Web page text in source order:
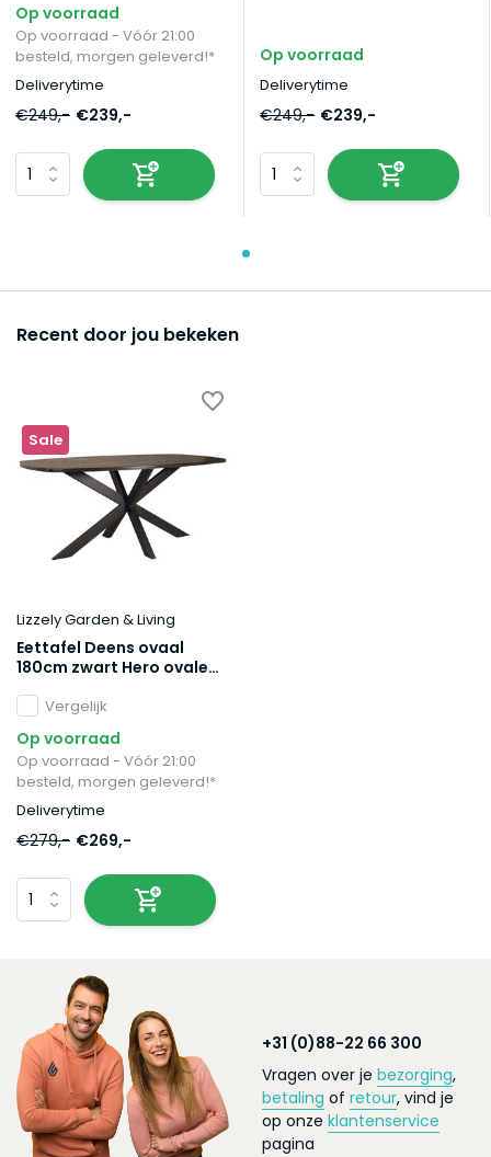
Op voorraad
Op voorraad - Vóór 21:00
besteld, morgen geleverd!*
Deliverytime
€249,- €239,-
Op voorraad
Deliverytime
€249,- €239,-
Recent door jou bekeken
Sale
Lizzely Garden & Living
Eettafel Deens ovaal
180cm zwart Hero ovale
Vergelijk
Op voorraad
Op voorraad - Vóór 21:00
besteld, morgen geleverd!*
Deliverytime
€279,- €269,-
+31 (0)88-22 66 300
Vragen over je bezorging,
betaling of retour, vind je
op onze klantenservice
pagina